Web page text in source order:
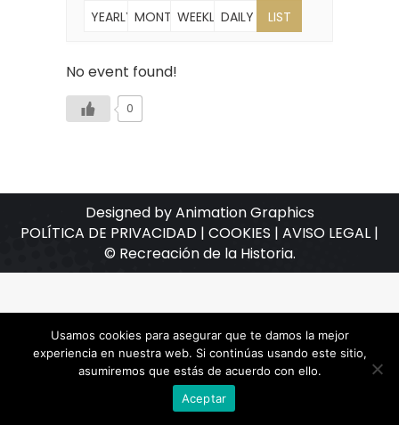
YEARLY MONTHLYWEEKLYDAILY LIST
No event found!
0
Designed by Animation Graphics
POLÍTICA DE PRIVACIDAD | COOKIES | AVISO LEGAL |
© Recreación de la Historia.
Usamos cookies para asegurar que te damos la mejor
experiencia en nuestra web. Si continúas usando este sitio,
asumiremos que estás de acuerdo con ello.
Aceptar